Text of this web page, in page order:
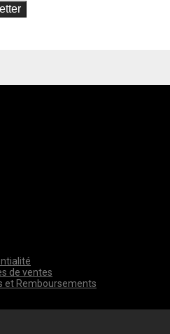
de ventes
et Remboursements